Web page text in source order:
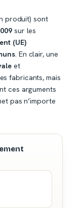
produit) sont
sur les
(UE)
. En clair, une
et
fabricants, mais
ces arguments
pas n’importe